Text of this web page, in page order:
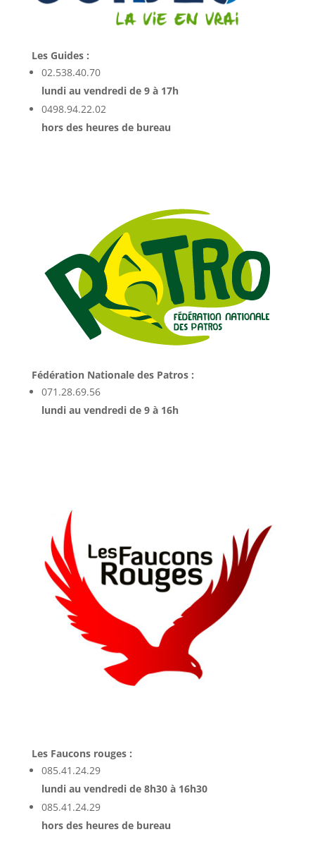
Les Guides :
02.538.40.70
lundi au vendredi de 9 à 17h
0498.94.22.02
hors des heures de bureau
Fédération Nationale des Patros :
071.28.69.56
lundi au vendredi de 9 à 16h
Les Faucons rouges :
085.41.24.29
lundi au vendredi de 8h30 à 16h30
085.41.24.29
hors des heures de bureau